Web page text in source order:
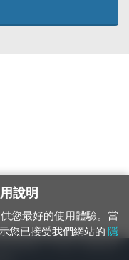
現軌道、平交道、橋樑及隧
說明
您最好的使用體驗。當
您已接受我們網站的 隱